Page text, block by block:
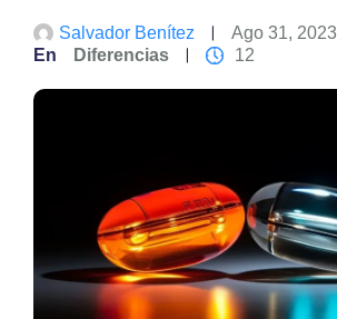
Salvador Benítez
Ago 31, 2023
En
Diferencias 12